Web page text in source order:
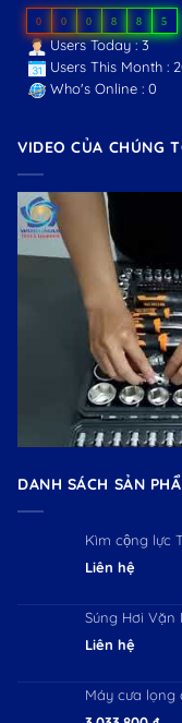
0 0 0 8 8 5
Users Today : 3
Users This Month :
Who's Online : 0
VIDEO CỦA CHÚNG
DANH SÁCH SẢN
Kìm cộng lực
Liên hệ
Súng Hơi Vặn
Liên hệ
Máy cưa lọng